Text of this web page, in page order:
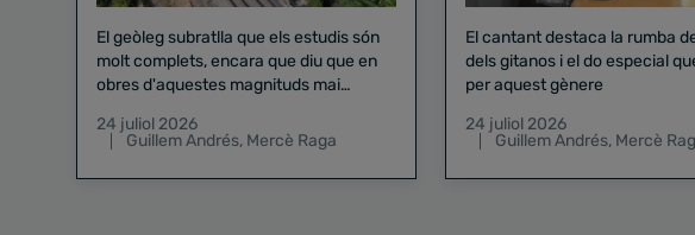
El geòleg subratlla que els estudis són
molt complets, encara que diu que en
obres d'aquestes magnituds mai
24 juliol 2026
Guillem Andrés, Mercè Raga
El cantant destaca la rumba
dels gitanos i el do especial
per aquest gènere
24 juliol 2026
Guillem Andrés, Mercè